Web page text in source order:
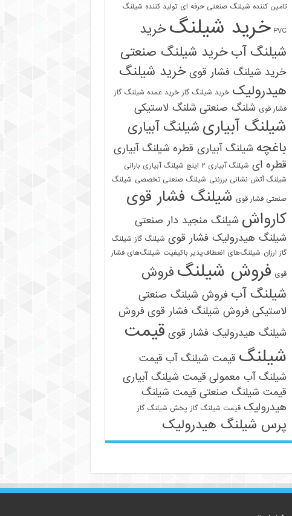
تامین کننده شیلنگ صنعتی حرفه ای تولید کننده شیلنگ
PVC خرید شیلنگ خرید
شیلنگ آب خرید شیلنگ صنعتی
خرید شیلنگ فشار قوی خرید شیلنگ
هیدرولیک خرید شیلنگ گاز خرید عمده شیلنگ گاز
فشار قوی شلنگ صنعتی شلنگ لاستیکی
شیلنگ آبیاری شیلنگ آبیاری
باغچه شیلنگ آبیاری قطره شیلنگ آبیاری
قطره ای شیلنگ آبیاری ۲ اینچ شیلنگ آبیاری بارانی
شیلنگ آتش نشانی برزنتی شیلنگ صنعتی تخصصی شیلنگ
صنعتی فشار قوی شیلنگ فشار قوی
کارواش شیلنگ منجید دار صنعتی
شیلنگ هیدرولیک فشار قوی شیلنگ گاز شیلنگ
گاز ارزان شیلنگ‌های انعطاف‌پذیر باکیفیت شیلنگ‌های فشار
قوی فروش شیلنگ فروش
شیلنگ آب فروش شیلنگ صنعتی
لاستیکی فروش شیلنگ فشار قوی فروش
شیلنگ هیدرولیک فشار قوی قیمت
شیلنگ قیمت شیلنگ آب قیمت
شیلنگ آب معمولی قیمت شیلنگ آبیاری
قیمت شیلنگ صنعتی قیمت شیلنگ
هیدرولیک قیمت شیلنگ گاز پخش شیلنگ گاز
پرس شیلنگ هیدرولیک